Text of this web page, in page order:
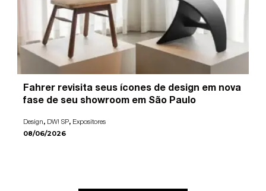
Fahrer revisita seus ícones de design em nova
fase de seu showroom em São Paulo
Design, DW! SP, Expositores
08/06/2026